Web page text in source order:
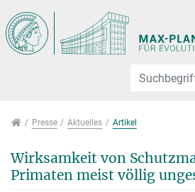
PressePresse Aktuelles Artikel
Wirksamkeit von
Primaten meist völlig